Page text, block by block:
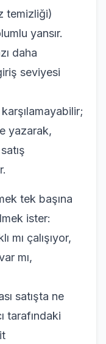
temizliği)
yansır.
daha
seviyesi
yazarak,
tek başına
ister:
mı çalışıyor,
mı,
satışta ne
tarafındaki